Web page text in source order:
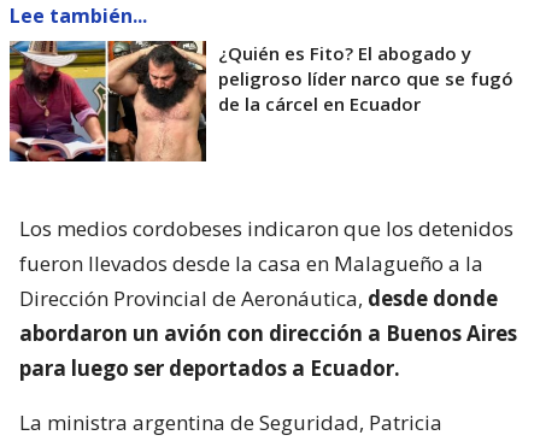
Lee también...
¿Quién es Fito? El abogado y
peligroso líder narco que se fugó
de la cárcel en Ecuador
Los medios cordobeses indicaron que los detenidos
fueron llevados desde la casa en Malagueño a la
Dirección Provincial de Aeronáutica, desde donde
abordaron un avión con dirección a Buenos Aires
para luego ser deportados a Ecuador.
La ministra argentina de Seguridad, Patricia